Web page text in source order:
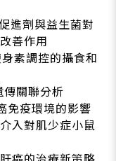
進劑與益生菌對
善作用
素調控的攝食和
傳關聯分析
免疫環境的影響
入對肌少症小鼠